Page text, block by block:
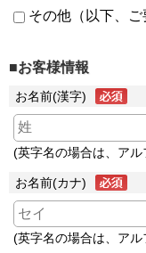
その他（以下、ご
■お客様情報
お名前(漢字)
(英字名の場合は、ア
お名前(カナ)
(英字名の場合は、ア